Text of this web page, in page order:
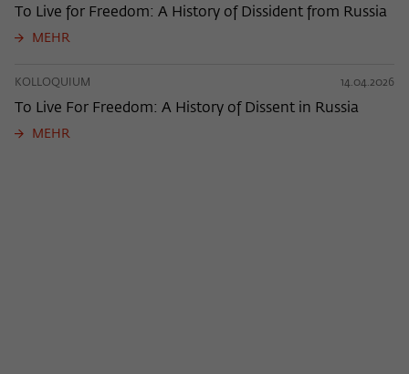
To Live for Freedom: A History of Dissident from Russia
MEHR
KOLLOQUIUM 14.04.2026
To Live For Freedom: A History of Dissent in Russia
MEHR